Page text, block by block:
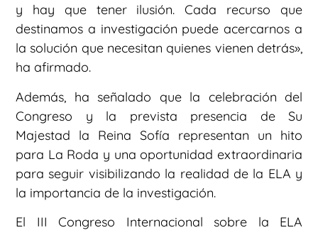
y hay que tener ilusión. Cada recurso que
destinamos a investigación puede acercarnos a
la solución que necesitan quienes vienen detrás»,
ha afirmado.
Además, ha señalado que la celebración del
Congreso y la prevista presencia de Su
Majestad la Reina Sofía representan un hito
para La Roda y una oportunidad extraordinaria
para seguir visibilizando la realidad de la ELA y
la importancia de la investigación.
El III Congreso Internacional sobre la ELA